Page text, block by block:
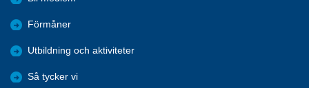
Förmåner
Utbildning och aktiviteter
Så tycker vi